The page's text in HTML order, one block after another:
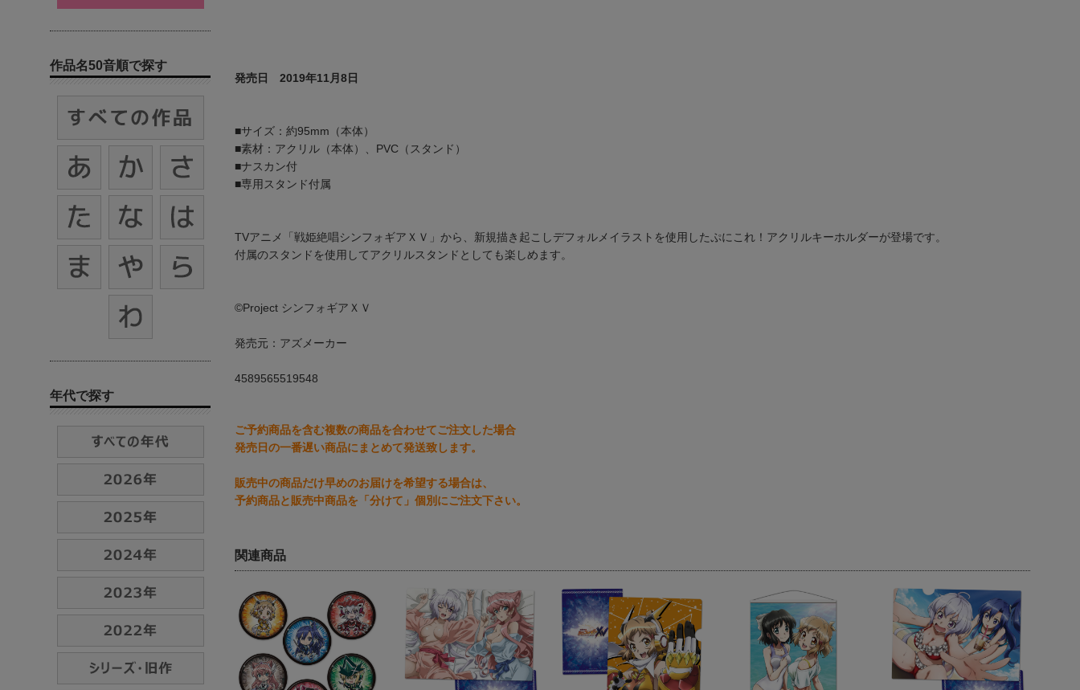
発売日 2019年11月8日
■サイズ：約95mm（本体）
■素材：アクリル（本体）、PVC（スタンド）
■ナスカン付
■専用スタンド付属
TVアニメ「戦姫絶唱シンフォギアＸＶ」から、新規描き起こしデフォルメイラストを使用したぷにこれ！アクリルキーホルダーが登場です。
付属のスタンドを使用してアクリルスタンドとしても楽しめます。
©Project シンフォギアＸＶ
発売元：アズメーカー
4589565519548
ご予約商品を含む複数の商品を合わせてご注文した場合
発売日の一番遅い商品にまとめて発送致します。
販売中の商品だけ早めのお届けを希望する場合は、
予約商品と販売中商品を「分けて」個別にご注文下さい。
関連商品
作品名50音順で探す
年代で探す